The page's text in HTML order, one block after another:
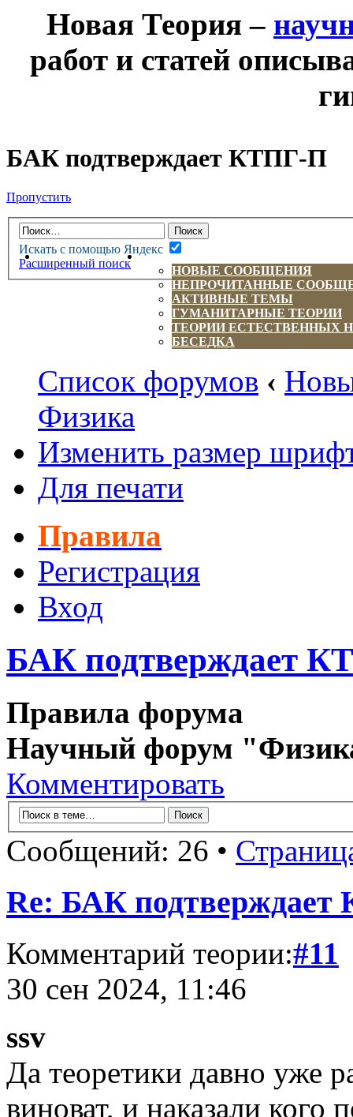
Новая Теория –
работ и статей
БАК подтверждает КТПГ-П
Пропустить
Искать с помощью Яндекс
Расширенный поиск
НОВАЯ ТЕОРИЯФОРУМ
НОВЫЕ СООБЩЕНИЯ
НЕПРОЧИТАННЫЕ
АКТИВНЫЕ ТЕМЫ
ГУМАНИТАРНЫЕ ТЕОРИИ
ТЕОРИИ ЕСТЕСТВЕННЫХ
БЕСЕДКА
Список форумов ‹
Физика
Изменить размер
Для печати
Правила
Регистрация
Вход
БАК подтверждает
Правила форума
Научный форум
Комментировать
Сообщений: 26 •
Re: БАК
Комментарий теории:#11
30 сен 2024, 11:46
ssv
Да теоретики давно уже
виноват, и наказали кого